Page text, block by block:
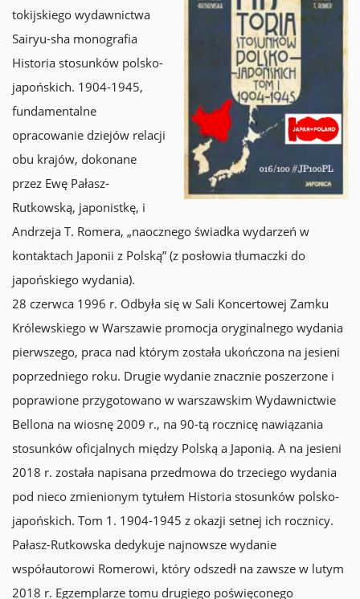
tokijskiego wydawnictwa
Sairyu-sha monografia
Historia stosunków polsko-
japońskich. 1904-1945,
fundamentalne
opracowanie dziejów relacji
obu krajów, dokonane
przez Ewę Pałasz-
Rutkowską, japonistkę, i
Andrzeja T. Romera, „naocznego świadka wydarzeń w
kontaktach Japonii z Polską” (z posłowia tłumaczki do
japońskiego wydania).
28 czerwca 1996 r. Odbyła się w Sali Koncertowej Zamku
Królewskiego w Warszawie promocja oryginalnego wydania
pierwszego, praca nad którym została ukończona na jesieni
poprzedniego roku. Drugie wydanie znacznie poszerzone i
poprawione przygotowano w warszawskim Wydawnictwie
Bellona na wiosnę 2009 r., na 90-tą rocznicę nawiązania
stosunków oficjalnych między Polską a Japonią. A na jesieni
2018 r. została napisana przedmowa do trzeciego wydania
pod nieco zmienionym tytułem Historia stosunków polsko-
japońskich. Tom 1. 1904-1945 z okazji setnej ich rocznicy.
Pałasz-Rutkowska dedykuje najnowsze wydanie
współautorowi Romerowi, który odszedł na zawsze w lutym
2018 r. Egzemplarze tomu drugiego poświęconego